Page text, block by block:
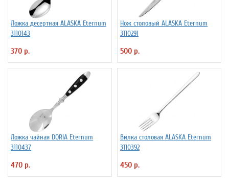
Ложка десертная ALASKA Eternum
3110143
370 р.
Нож столовый ALASKA Eternum
3110291
500 р.
Ложка чайная DORIA Eternum
3110437
470 р.
Вилка столовая ALASKA Eternum
3110392
450 р.